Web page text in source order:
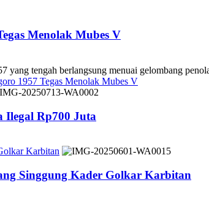
Menolak Mubes V
tengah berlangsung menuai gelombang
1957 Tegas Menolak Mubes V
Ilegal Rp700 Juta
Karbitan
Singgung Kader Golkar Karbitan